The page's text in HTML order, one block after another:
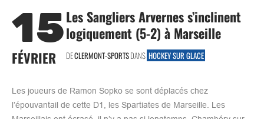
15
FÉVRIER
Les Sangliers Arvernes s’inclinent
logiquement (5-2) à Marseille
DECLERMONT-SPORTSDANS HOCKEY SUR GLACE
Les joueurs de Ramon Sopko se sont déplacés chez
l’épouvantail de cette D1, les Spartiates de Marseille. Les